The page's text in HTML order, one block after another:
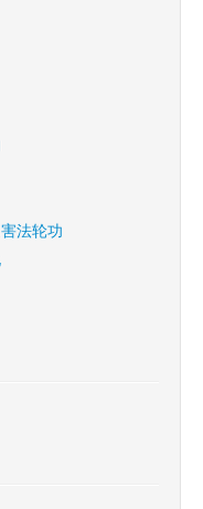
法轮功